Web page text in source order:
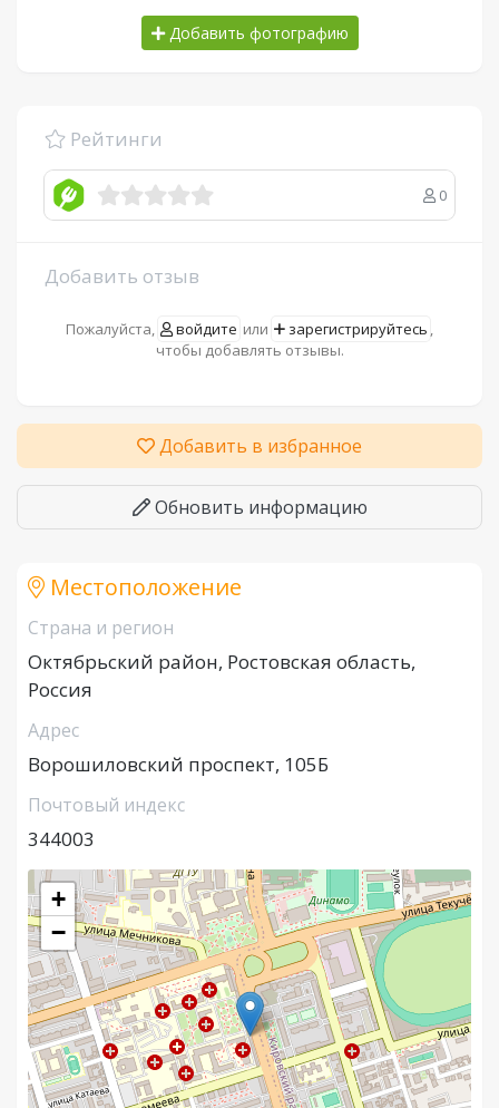
Добавить фотографию
Рейтинги
0
Добавить отзыв
Пожалуйста, войдите или зарегистрируйтесь ,
чтобы добавлять отзывы.
Добавить в избранное
Обновить информацию
Местоположение
Страна и регион
Октябрьский район, Ростовская область,
Россия
Адрес
Ворошиловский проспект, 105Б
Почтовый индекс
344003
+
−